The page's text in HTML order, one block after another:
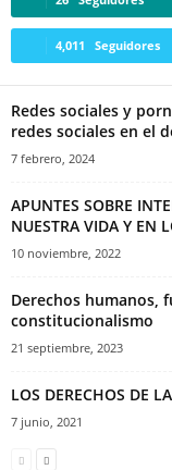
4,011 Seguidores
Redes sociales y
redes sociales en el
7 febrero, 2024
APUNTES SOBRE
NUESTRA VIDA Y EN
10 noviembre, 2022
Derechos humanos,
constitucionalismo
21 septiembre, 2023
LOS DERECHOS DE
7 junio, 2021